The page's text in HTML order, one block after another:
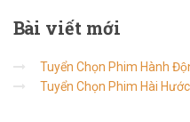
Bài viết mới
Tuyển Chọn Phim Hành
Tuyển Chọn Phim Hài